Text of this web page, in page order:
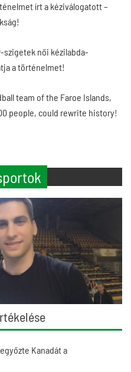
írt a kéziválogatott –
szigetek női kézilabda-
a történelmet!
team of the Faroe Islands,
people, could rewrite history!
Kanadát a